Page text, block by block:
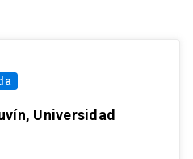
Universidad